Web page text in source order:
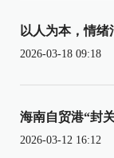
以人为本，情
2026-03-18 09:18
海南自贸港“封
2026-03-12 16:12